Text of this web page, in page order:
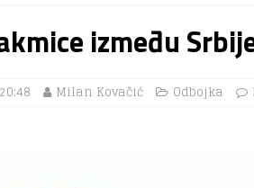
između
Milan Kovačić Odbojka